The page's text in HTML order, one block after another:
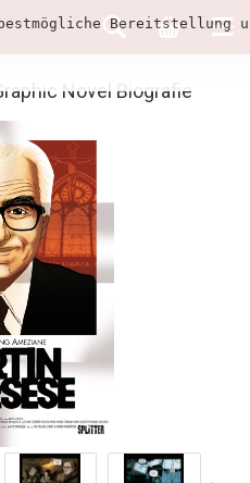
Novel Biografie